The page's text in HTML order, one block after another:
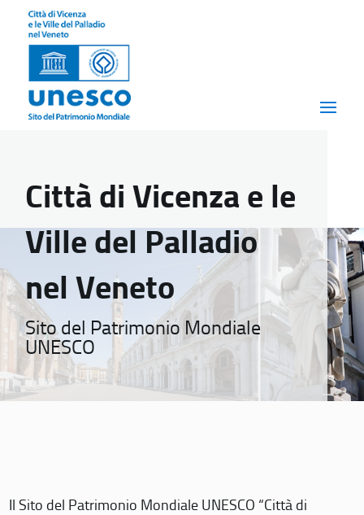
Città di Vicenza e le
Ville del Palladio
nel Veneto
Sito del Patrimonio Mondiale
UNESCO
Il Sito del Patrimonio Mondiale UNESCO “Città di